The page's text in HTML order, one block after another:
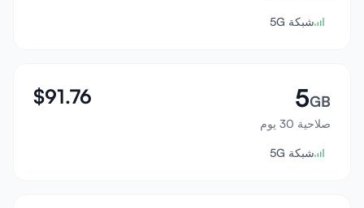
تسجيل الدخول
شبكة 5G
5GB
صلاحية 30 يوم
$91.76
شبكة 5G